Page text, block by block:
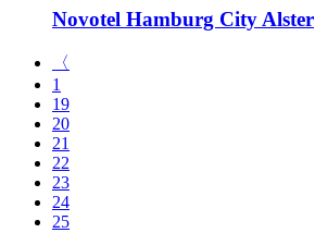
Novotel Hamburg City Alster
〈
1
19
20
21
22
23
24
25